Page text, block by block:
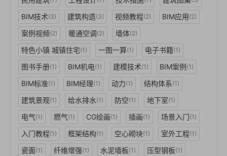
BIM技术(3) 建筑构造(3) 视频教程(2) BIM应用(2)
案例视频(2) 暖通空调(2) 墙体(2)
特色小镇 城镇住宅(1) 一图一算(1) 电子书籍(1)
图书手册(1) BIM机电(1) 建模技术(1) BIM案例(1)
BIM标准(1) BIM经理(1) 动力(1) 结构体系(1)
建筑景观(1) 给水排水(1) 防空(1) 地下室(1)
电气(1) 燃气(1) CG绘画(1) 插画(1) 场景入门(1)
入门教程(1) 框架结构(1) 空心砌块(1) 室外工程(1)
瓷面(1) 纤维增强(1) 水泥墙板(1) 压型钢板(1)